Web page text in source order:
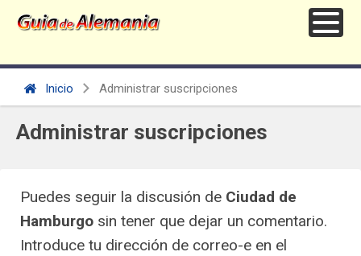
Inicio Administrar suscripciones
Administrar suscripciones
Puedes seguir la discusión de Ciudad de
Hamburgo sin tener que dejar un comentario.
Introduce tu dirección de correo-e en el